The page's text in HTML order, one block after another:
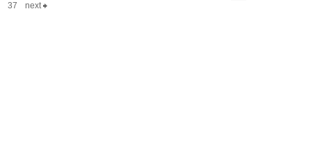
37 next